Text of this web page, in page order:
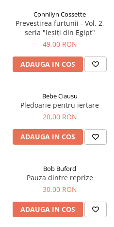
Connilyn Cossette
Prevestirea furtunii - Vol. 2,
seria "Ieșiți din Egipt"
49,00 RON
ADAUGA IN COS
Bebe Ciausu
Pledoarie pentru iertare
20,00 RON
ADAUGA IN COS
Bob Buford
Pauza dintre reprize
30,00 RON
ADAUGA IN COS